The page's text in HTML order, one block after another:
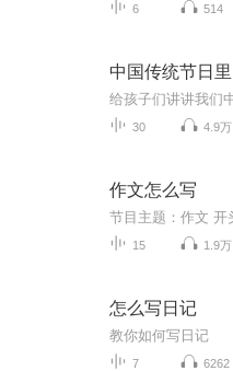
6 514
30 4.9万
作文怎么写
15 1.9万
怎么写日记
教你如何写日记
7 6262